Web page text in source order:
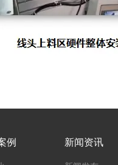
例 新闻资讯